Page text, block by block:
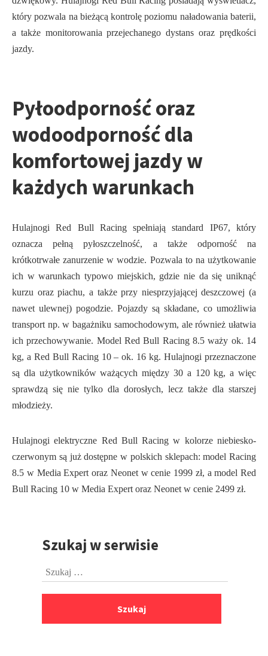
który pozwala na bieżącą kontrolę poziomu naładowania baterii,
a także monitorowania przejechanego dystans oraz prędkości
jazdy.
Pyłoodporność oraz
wodoodporność dla
komfortowej jazdy w
każdych warunkach
Hulajnogi Red Bull Racing spełniają standard IP67, który
oznacza pełną pyłoszczelność, a także odporność na
krótkotrwałe zanurzenie w wodzie. Pozwala to na użytkowanie
ich w warunkach typowo miejskich, gdzie nie da się uniknąć
kurzu oraz piachu, a także przy niesprzyjającej deszczowej (a
nawet ulewnej) pogodzie. Pojazdy są składane, co umożliwia
transport np. w bagażniku samochodowym, ale również ułatwia
ich przechowywanie. Model Red Bull Racing 8.5 waży ok. 14
kg, a Red Bull Racing 10 – ok. 16 kg. Hulajnogi przeznaczone
są dla użytkowników ważących między 30 a 120 kg, a więc
sprawdzą się nie tylko dla dorosłych, lecz także dla starszej
młodzieży.
Hulajnogi elektryczne Red Bull Racing w kolorze niebiesko-
czerwonym są już dostępne w polskich sklepach: model Racing
8.5 w Media Expert oraz Neonet w cenie 1999 zł, a model Red
Bull Racing 10 w Media Expert oraz Neonet w cenie 2499 zł.
PrzejdźSzukaj w serwisie
Szukaj: